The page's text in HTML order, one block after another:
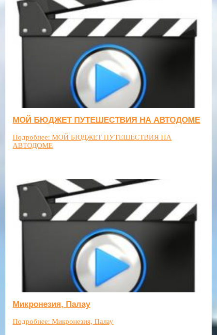
МОЙ БЮДЖЕТ ПУТЕШЕСТВИЯ НА АВТОДОМЕ
Подробнее: МОЙ БЮДЖЕТ ПУТЕШЕСТВИЯ НА
АВТОДОМЕ
Микронезия, Палау
Подробнее: Микронезия, Палау